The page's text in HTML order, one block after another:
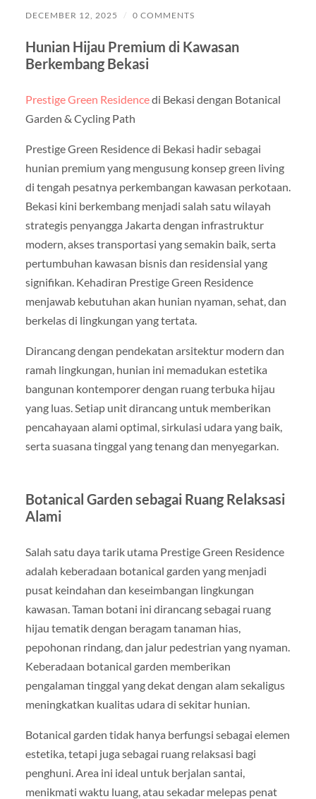
DECEMBER 12, 2025 / 0 COMMENTS
Hunian Hijau Premium di Kawasan
Berkembang Bekasi
Prestige Green Residencedi Bekasi dengan Botanical
Garden & Cycling Path
Prestige Green Residence di Bekasi hadir sebagai
hunian premium yang mengusung konsep green living
di tengah pesatnya perkembangan kawasan perkotaan.
Bekasi kini berkembang menjadi salah satu wilayah
strategis penyangga Jakarta dengan infrastruktur
modern, akses transportasi yang semakin baik, serta
pertumbuhan kawasan bisnis dan residensial yang
signifikan. Kehadiran Prestige Green Residence
menjawab kebutuhan akan hunian nyaman, sehat, dan
berkelas di lingkungan yang tertata.
Dirancang dengan pendekatan arsitektur modern dan
ramah lingkungan, hunian ini memadukan estetika
bangunan kontemporer dengan ruang terbuka hijau
yang luas. Setiap unit dirancang untuk memberikan
pencahayaan alami optimal, sirkulasi udara yang baik,
serta suasana tinggal yang tenang dan menyegarkan.
Botanical Garden sebagai Ruang Relaksasi
Alami
Salah satu daya tarik utama Prestige Green Residence
adalah keberadaan botanical garden yang menjadi
pusat keindahan dan keseimbangan lingkungan
kawasan. Taman botani ini dirancang sebagai ruang
hijau tematik dengan beragam tanaman hias,
pepohonan rindang, dan jalur pedestrian yang nyaman.
Keberadaan botanical garden memberikan
pengalaman tinggal yang dekat dengan alam sekaligus
meningkatkan kualitas udara di sekitar hunian.
Botanical garden tidak hanya berfungsi sebagai elemen
estetika, tetapi juga sebagai ruang relaksasi bagi
penghuni. Area ini ideal untuk berjalan santai,
menikmati waktu luang, atau sekadar melepas penat